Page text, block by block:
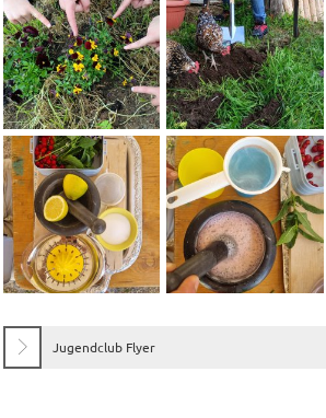
Jugendclub Flyer